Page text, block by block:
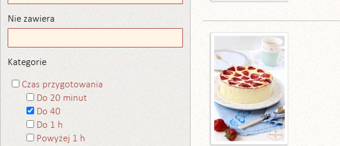
Nie zawiera
Kategorie
Czas przygotowania
Do 20 minut
Do 40
Do 1 h
Powyżej 1 h